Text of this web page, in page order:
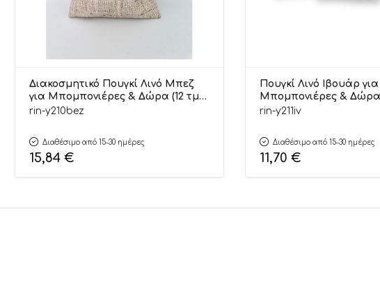
Διακοσμητικό Πουγκί Λινό Μπεζ
για Μπομπονιέρες & Δώρα (12 τμχ)
12x18cm | Υ210ΜΠΕΖ Riniotis
rin-y210bez
Διαθέσιμο από 15-30 ημέρες
15,84 €
Πουγκί Λινό Ιβουάρ για
Μπομπονιέρες & Δώρα
τμχ) | Υ211ΙΒ Riniotis
rin-y211iv
Διαθέσιμο από 15-30 ημέρες
11,70 €